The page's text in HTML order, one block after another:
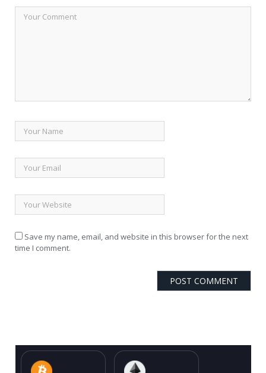
Save my name, email, and website in this browser for the next
time I comment.